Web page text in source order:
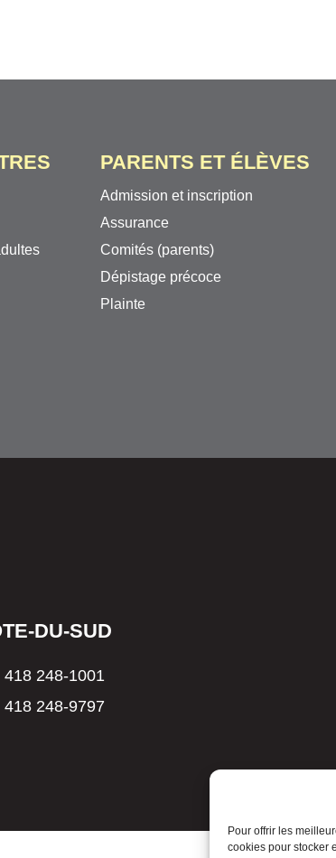
Pour offrir les
cookies pour stocker
PARENTS ET ÉLÈVES
Admission et inscription
Assurance
Comités (parents)
Dépistage précoce
Plainte
DU-SUD
418 248-1001
418 248-9797